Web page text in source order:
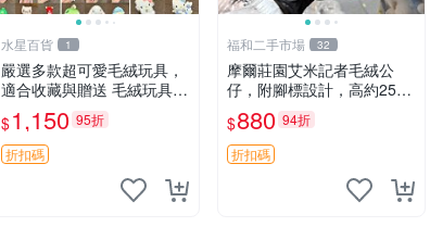
水星百貨 1
嚴選多款超可愛毛絨玩具，
適合收藏與贈送 毛絨玩具、
抱枕、公仔
$1,150 95折
折扣碼
福和二手市場 32
摩爾莊園艾米記者毛絨公
仔，附腳標設計，高約25公
分，全新未拆封，限量珍
藏。艾米記者 毛絨公仔 超
萌玩偶
$880 94折
折扣碼